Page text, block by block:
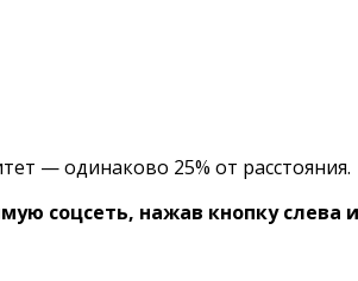
— одинаково 25% от расстояния.
соцсеть, нажав кнопку слева